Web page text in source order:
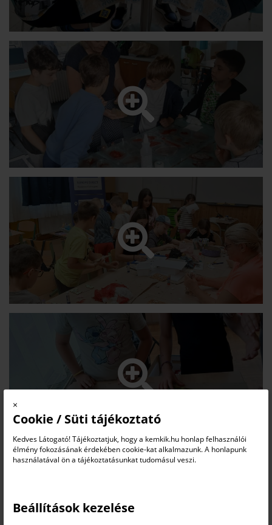
×
Cookie / Süti tájékoztató
Kedves Látogató! Tájékoztatjuk, hogy a kemkik.hu honlap felhasználói
élmény fokozásának érdekében cookie-kat alkalmazunk. A honlapunk
használatával ön a tájékoztatásunkat tudomásul veszi.
Beállítások kezelése